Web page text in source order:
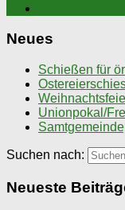
Neues
Schießen für
Unionpokal/
Suchen nach:
Neueste